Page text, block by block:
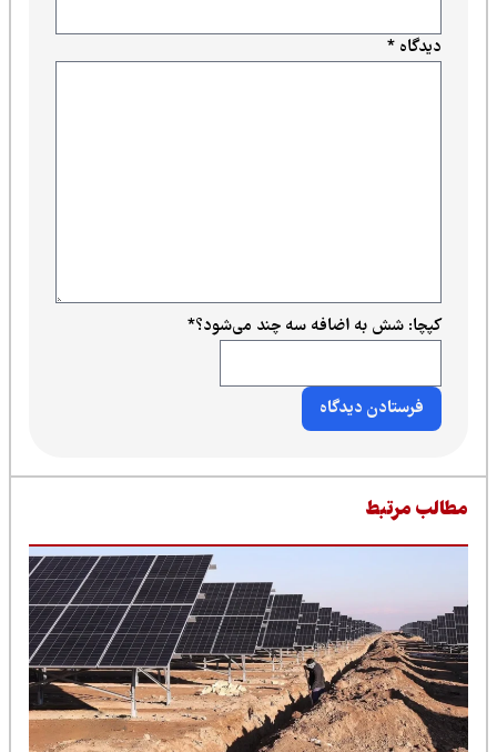
دیدگاه*
کپچا: شش به اضافه سه چند می‌شود؟*
مرتبط